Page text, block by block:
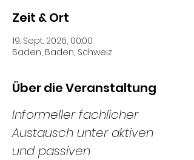
Zeit & Ort
19. Sept. 2026, 00:00
Baden, Baden, Schweiz
Über die Veranstaltung
Informeller fachlicher
Austausch unter aktiven
und passiven